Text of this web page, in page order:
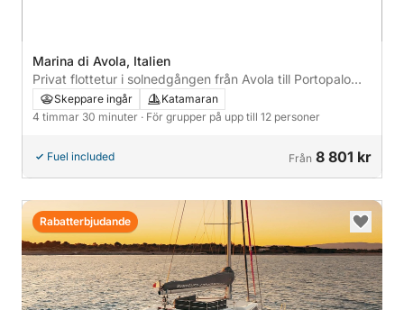
Marina di Avola, Italien
Privat flottetur i solnedgången från Avola till Portopalo
med skeppare och aperitif
Skeppare ingår
Katamaran
4 timmar 30 minuter · För grupper på upp till 12 personer
Fuel included Från 8 801 kr
Rabatterbjudande